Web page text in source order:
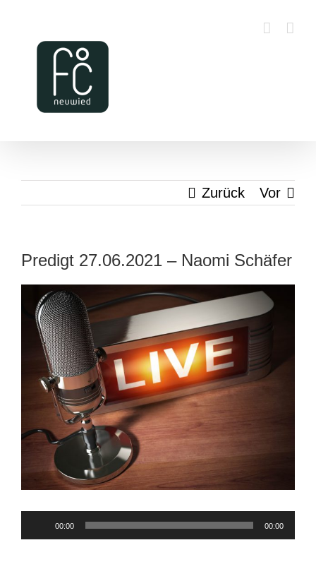
springen
Zurück Vor
Predigt 27.06.2021 – Naomi Schäfer
Audio-
Player
00:00 00:00